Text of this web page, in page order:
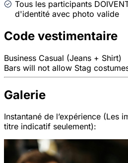
Tous les participants
d'identité avec photo valide
Code vestimentaire
Business Casual (Jeans + Shirt)
Bars will not allow Stag
Galerie
Instantané de l’expérience (Les
titre indicatif seulement):